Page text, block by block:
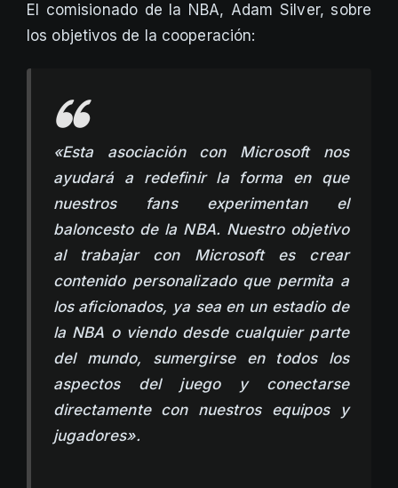
El comisionado de la NBA, Adam Silver, sobre
los objetivos de la cooperación:
«Esta asociación con Microsoft nos
ayudará a redefinir la forma en que
nuestros fans experimentan el
baloncesto de la NBA. Nuestro objetivo
al trabajar con Microsoft es crear
contenido personalizado que permita a
los aficionados, ya sea en un estadio de
la NBA o viendo desde cualquier parte
del mundo, sumergirse en todos los
aspectos del juego y conectarse
directamente con nuestros equipos y
jugadores».